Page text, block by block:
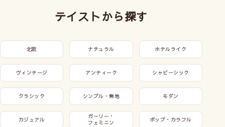
テイストから探す
北欧 ナチュラル ホテルライク
ヴィンテージ アンティーク シャビーシック
クラシック シンプル・無地 モダン
カジュアル
ガーリー・
フェミニン
ポップ・カラフル